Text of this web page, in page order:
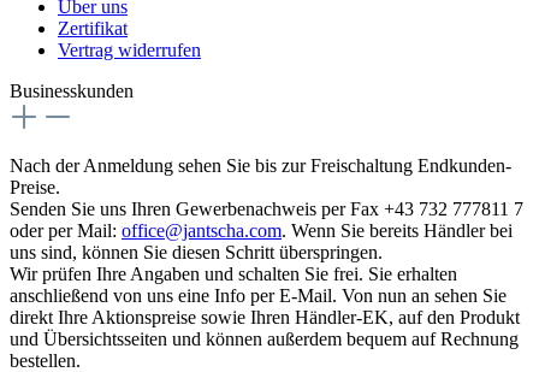
Über uns
Zertifikat
Vertrag widerrufen
Businesskunden
Nach der Anmeldung sehen Sie bis zur Freischaltung Endkunden-
Preise.
Senden Sie uns Ihren Gewerbenachweis per Fax +43 732 777811 7
oder per Mail: office@jantscha.com. Wenn Sie bereits Händler bei
uns sind, können Sie diesen Schritt überspringen.
Wir prüfen Ihre Angaben und schalten Sie frei. Sie erhalten
anschließend von uns eine Info per E-Mail. Von nun an sehen Sie
direkt Ihre Aktionspreise sowie Ihren Händler-EK, auf den Produkt
und Übersichtsseiten und können außerdem bequem auf Rechnung
bestellen.